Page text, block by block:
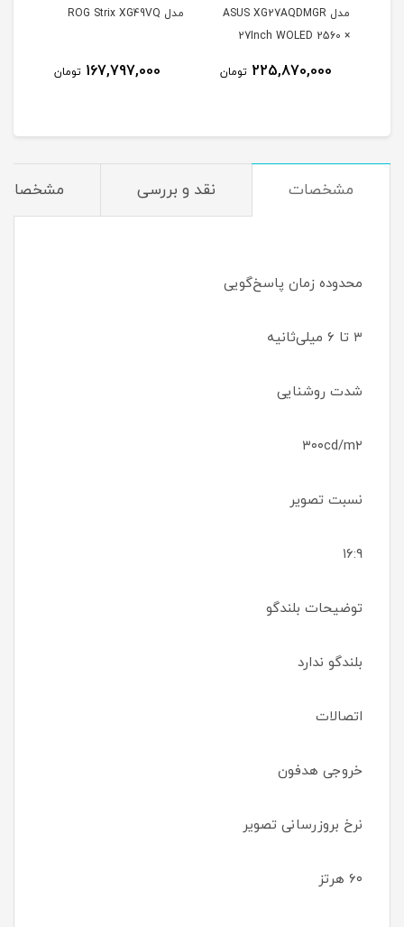
مدل ASUS XG27AQDMGR
27Inch WOLED 2560 ×
250Nits Matte ROG OLED
225,870,000 تومان
مدل ROG Strix XG49VQ
167,797,000 تومان
مشخصات نقد و بررسی مشخصات
محدوده زمان پاسخ‌گویی
۳ تا ۶ میلی‌ثانیه
شدت روشنایی
۳۰۰cd/m۲
نسبت تصویر
۱۶:۹
توضیحات بلندگو
بلندگو ندارد
اتصالات
خروجی هدفون
نرخ بروزرسانی تصویر
۶۰ هرتز